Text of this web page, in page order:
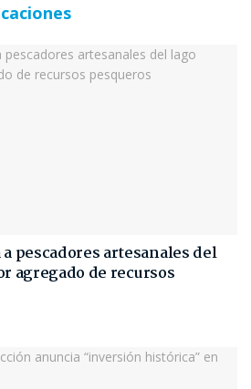
a pescadores artesanales del
agregado de recursos